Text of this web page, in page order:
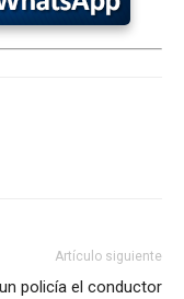
Artículo siguiente
policía el conductor